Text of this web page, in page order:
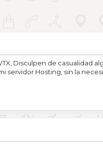
Disculpen de casualidad
servidor Hosting, sin la